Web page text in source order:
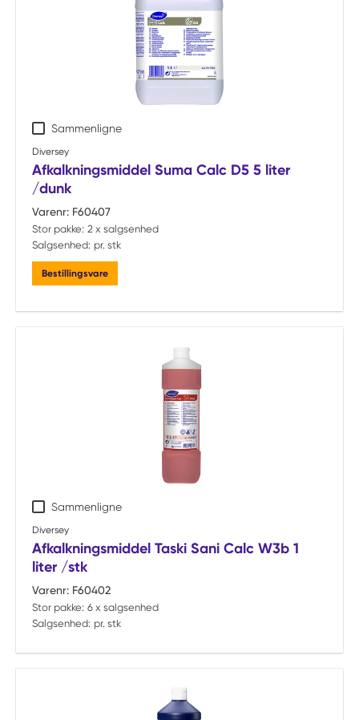
Sammenligne
Diversey
Afkalkningsmiddel Suma Calc D5 5 liter
/dunk
Varenr: F60407
Stor pakke: 2 x salgsenhed
Salgsenhed: pr. stk
Bestillingsvare
Sammenligne
Diversey
Afkalkningsmiddel Taski Sani Calc W3b 1
liter /stk
Varenr: F60402
Stor pakke: 6 x salgsenhed
Salgsenhed: pr. stk